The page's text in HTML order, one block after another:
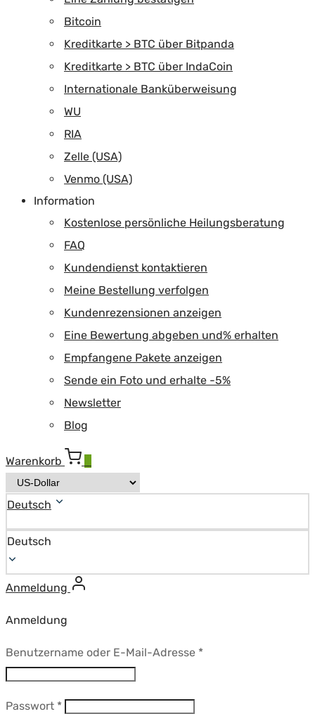
Bitcoin
Kreditkarte > BTC über Bitpanda
Kreditkarte > BTC über IndaCoin
Internationale Banküberweisung
WU
RIA
Zelle (USA)
Venmo (USA)
Information
Kostenlose persönliche Heilungsberatung
FAQ
Kundendienst kontaktieren
Meine Bestellung verfolgen
Kundenrezensionen anzeigen
Eine Bewertung abgeben und% erhalten
Empfangene Pakete anzeigen
Sende ein Foto und erhalte -5%
Newsletter
Blog
Warenkorb
Deutsch
Deutsch
Anmeldung
Anmeldung
Benutzername oder E-Mail-Adresse *Erforderlich
Passwort *Erforderlich